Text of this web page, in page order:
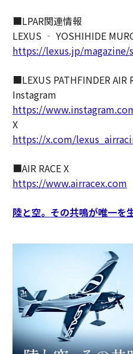
■LPAR関連情報
LEXUS ‐ YOSHIHIDE
https://lexus.jp/
■LEXUS PATHFINDER AIR
Instagram
https://
X
https://x.com/
■AIR RACE X
https://www.airracex.com
陸と空。その共鳴が唯一を